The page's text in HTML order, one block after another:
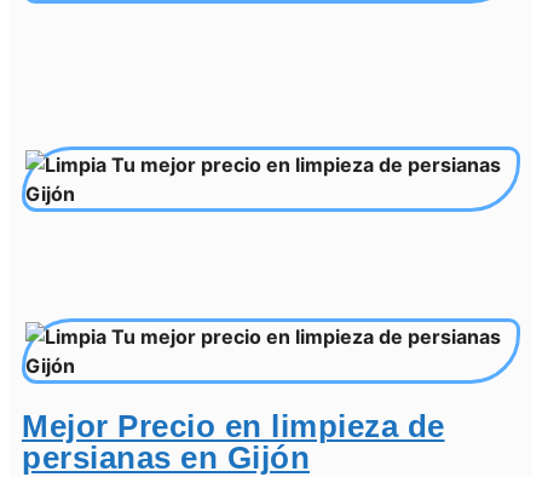
Mejor Precio en limpieza de
persianas en Gijón